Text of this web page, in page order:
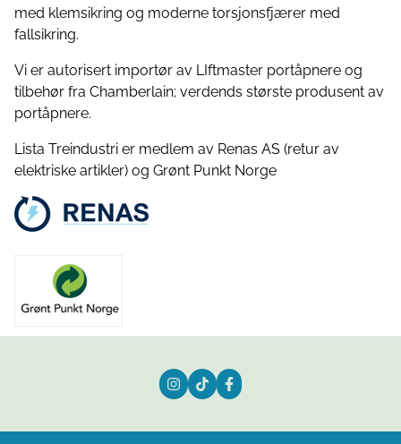
med klemsikring og moderne torsjonsfjærer med
fallsikring.
Vi er autorisert importør av LIftmaster portåpnere og
tilbehør fra Chamberlain; verdends største produsent av
portåpnere.
Lista Treindustri er medlem av Renas AS (retur av
elektriske artikler) og Grønt Punkt Norge